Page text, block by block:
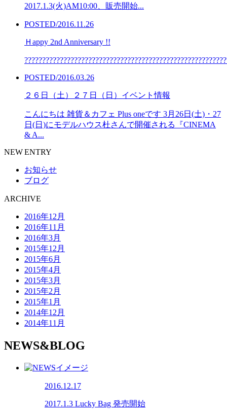
2017.1.3(火)AM10:00、販売開始...
POSTED/2016.11.26
Ｈappy 2nd Anniversary !!
POSTED/2016.03.26
２６日（土）２７日（日）イベント情報
こんにちは 雑貨＆カフェ Plus oneです 3月26日(土)・27
日(日)にモデルハウス杜さんで開催される『CINEMA
& A...
NEW ENTRY
お知らせ
ブログ
ARCHIVE
2016年12月
2016年11月
2016年3月
2015年12月
2015年6月
2015年4月
2015年3月
2015年2月
2015年1月
2014年12月
2014年11月
NEWS&BLOG
2016.12.17
2017.1.3 Lucky Bag 発売開始